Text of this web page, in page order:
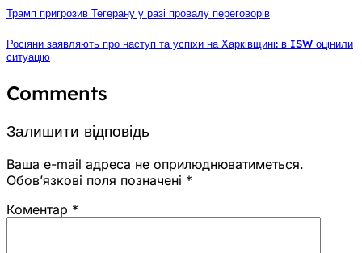
Трамп пригрозив Тегерану у разі провалу переговорів
Росіяни заявляють про наступ та успіхи на Харківщині: в ISW оцінили
ситуацію
Comments
Залишити відповідь
Ваша e-mail адреса не оприлюднюватиметься.
Обов’язкові поля позначені *
Коментар *